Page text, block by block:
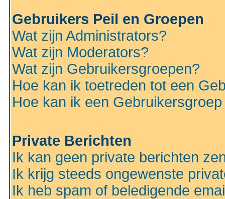
Gebruikers Peil en Groepen
Wat zijn Administrators?
Wat zijn Moderators?
Wat zijn Gebruikersgroepen?
Hoe kan ik toetreden tot een
Hoe kan ik een
Private Berichten
Ik kan geen private berichten
Ik krijg steeds ongewenste
Ik heb spam of beledigende